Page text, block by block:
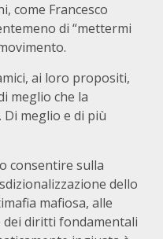
come Francesco
di “mettermi
ai loro propositi,
meglio che la
meglio e di più
consentire sulla
dello
mafiosa, alle
diritti fondamentali